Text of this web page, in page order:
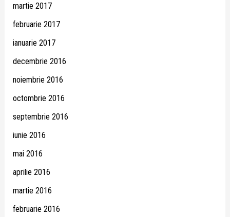
martie 2017
februarie 2017
ianuarie 2017
decembrie 2016
noiembrie 2016
octombrie 2016
septembrie 2016
iunie 2016
mai 2016
aprilie 2016
martie 2016
februarie 2016